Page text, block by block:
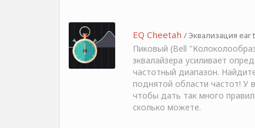
EQ Cheetah / Эквализация ear
Пиковый (Bell
эквалайзера усиливает
частотный диапазон.
поднятой области частот! У
чтобы дать так много
сколько можете.